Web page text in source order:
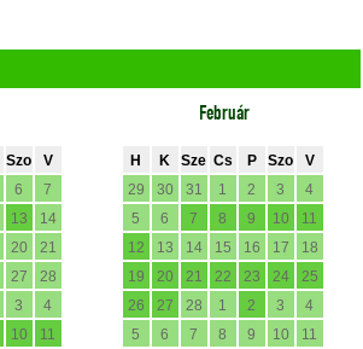
Szo
V
6
7
13
14
20
21
27
28
3
4
10 11
Február
H K Sze Cs P Szo
V
29
30 31 1 2 3
4
5
6 7 8 9 10
11
12
13 14 15 16 17
18
19
20 21 22 23 24
25
26
27 28 1 2 3
4
5
6 7 8 9 10 11